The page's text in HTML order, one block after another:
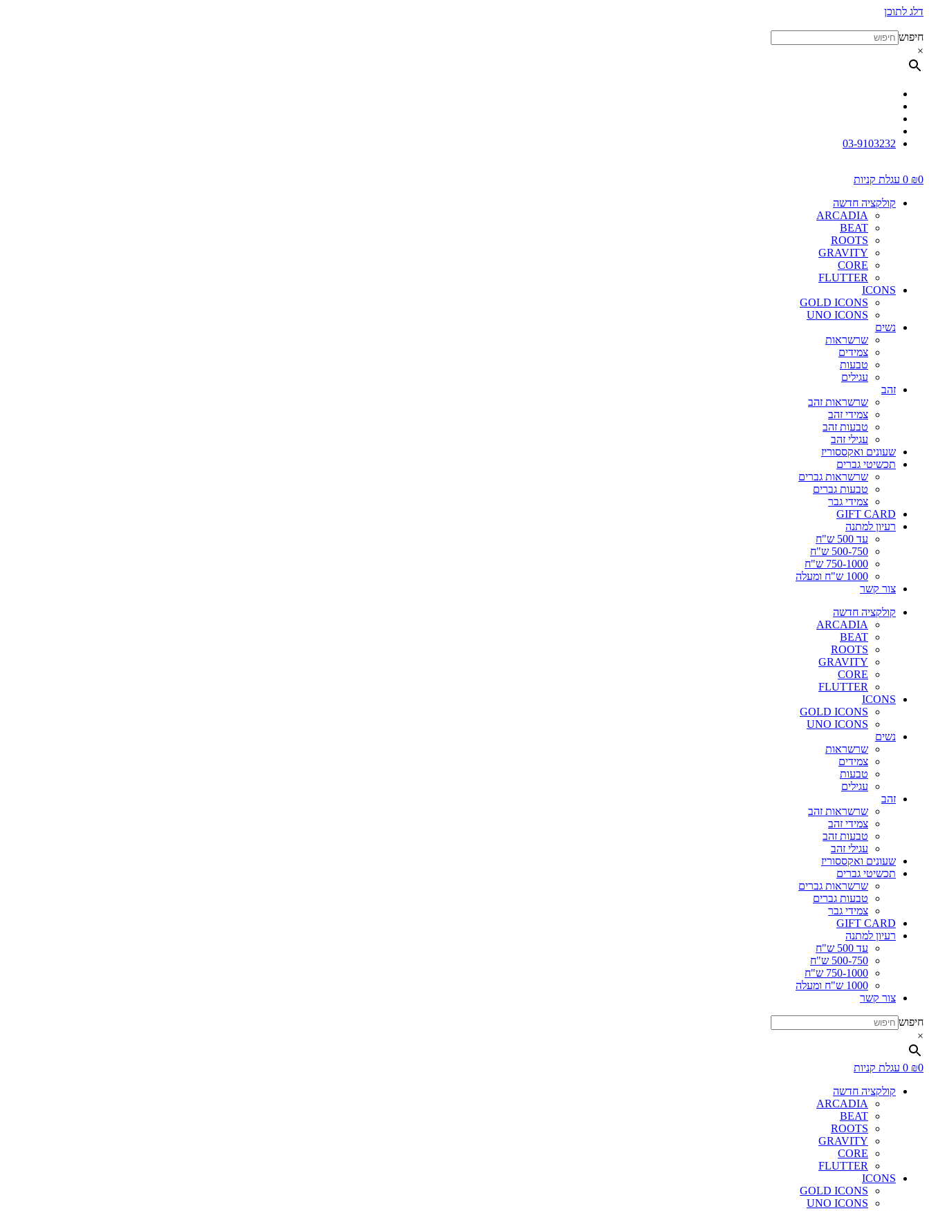
דלג לתוכן
חיפוש
×
03-9103232
₪0
0 עגלת קניות
קולקציה חדשה
ARCADIA
BEAT
ROOTS
GRAVITY
CORE
FLUTTER
ICONS
GOLD ICONS
UNO ICONS
נשים
שרשראות
צמידים
טבעות
עגילים
זהב
שרשראות זהב
צמידי זהב
טבעות זהב
עגילי זהב
שעונים ואקססוריז
תכשיטי גברים
שרשראות גברים
טבעות גברים
צמידי גבר
GIFT CARD
רעיון למתנה
עד 500 ש"ח
500-750 ש"ח
750-1000 ש"ח
1000 ש"ח ומעלה
צור קשר
קולקציה חדשה
ARCADIA
BEAT
ROOTS
GRAVITY
CORE
FLUTTER
ICONS
GOLD ICONS
UNO ICONS
נשים
שרשראות
צמידים
טבעות
עגילים
זהב
שרשראות זהב
צמידי זהב
טבעות זהב
עגילי זהב
שעונים ואקססוריז
תכשיטי גברים
שרשראות גברים
טבעות גברים
צמידי גבר
GIFT CARD
רעיון למתנה
עד 500 ש"ח
500-750 ש"ח
750-1000 ש"ח
1000 ש"ח ומעלה
צור קשר
חיפוש
×
₪0
0 עגלת קניות
קולקציה חדשה
ARCADIA
BEAT
ROOTS
GRAVITY
CORE
FLUTTER
ICONS
GOLD ICONS
UNO ICONS